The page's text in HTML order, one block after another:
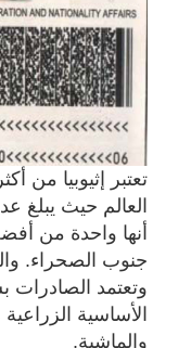
تعتبر إثيوبيا من
أنها واحدة من
جنوب الصحراء.
وتعتمد
الأساسية
والماشية.